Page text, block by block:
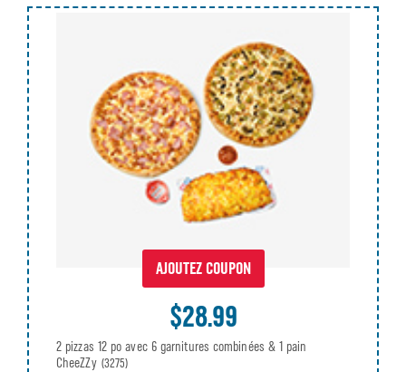
AJOUTEZ COUPON
$28.99
2 pizzas 12 po avec 6 garnitures combinées & 1 pain
CheeZZy (3275)